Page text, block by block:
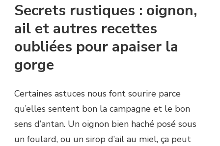
Secrets rustiques : oignon,
ail et autres recettes
oubliées pour apaiser la
gorge
Certaines astuces nous font sourire parce
qu’elles sentent bon la campagne et le bon
sens d’antan. Un oignon bien haché posé sous
un foulard, ou un sirop d’ail au miel, ça peut